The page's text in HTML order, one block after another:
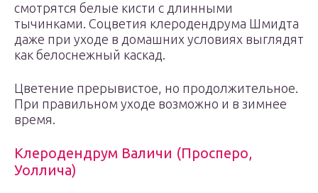
смотрятся белые кисти с длинными
тычинками. Соцветия клеродендрума Шмидта
даже при уходе в домашних условиях выглядят
как белоснежный каскад.
Цветение прерывистое, но продолжительное.
При правильном уходе возможно и в зимнее
время.
Клеродендрум Валичи (Просперо,
Уоллича)